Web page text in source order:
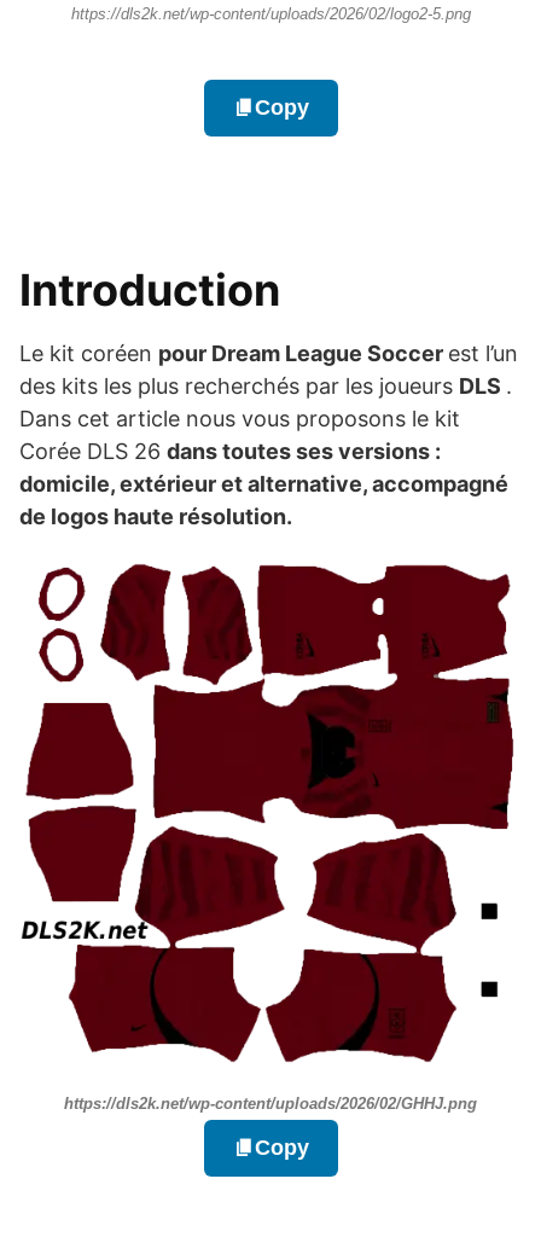
https://dls2k.net/wp-content/uploads/2026/02/logo2-5.png
Copy
Introduction
Le kit coréen pour Dream League Soccer est l’un
des kits les plus recherchés par les joueurs DLS .
Dans cet article nous vous proposons le kit
Corée DLS 26 dans toutes ses versions :
domicile, extérieur et alternative, accompagné
de logos haute résolution.
https://dls2k.net/wp-content/uploads/2026/02/GHHJ.png
Copy